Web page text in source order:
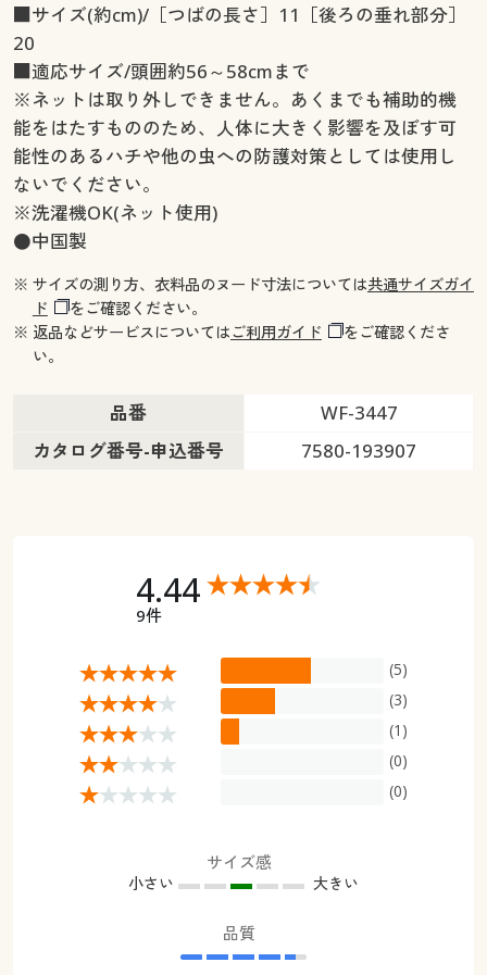
■サイズ(約cm)/［つばの長さ］11［後ろの垂れ部分］
20
■適応サイズ/頭囲約56～58cmまで
※ネットは取り外しできません。あくまでも補助的機
能をはたすもののため、人体に大きく影響を及ぼす可
能性のあるハチや他の虫への防護対策としては使用し
ないでください。
※洗濯機OK(ネット使用)
●中国製
※ サイズの測り方、衣料品のヌード寸法については共通サイズガイ
ド
をご確認ください。
※ 返品などサービスについてはご利用ガイド
をご確認くださ
い。
品番
WF-3447
カタログ番号-申込番号
7580-193907
4.44
9件
(5)
(3)
(1)
(0)
(0)
サイズ感
小さい 大きい
品質